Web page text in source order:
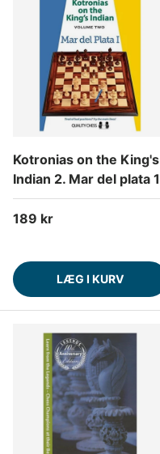
Kotronias on the King's
Indian 2. Mar del plata 1
Normalpris
189 kr
LÆG I KURV